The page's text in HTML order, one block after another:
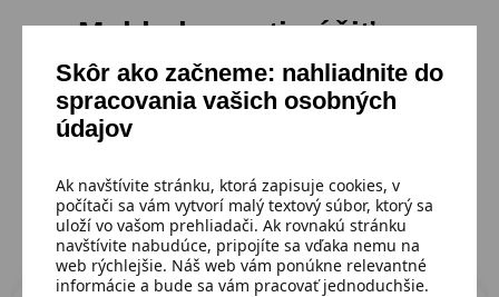
Mohlo by sa ti páčiť
Prejsť do katalógu
Skôr ako začneme: nahliadnite do
spracovania vašich osobných
údajov
Ak navštívite stránku, ktorá zapisuje cookies, v
počítači sa vám vytvorí malý textový súbor, ktorý sa
uloží vo vašom prehliadači. Ak rovnakú stránku
navštívite nabudúce, pripojíte sa vďaka nemu na
web rýchlejšie. Náš web vám ponúkne relevantné
informácie a bude sa vám pracovať jednoduchšie.